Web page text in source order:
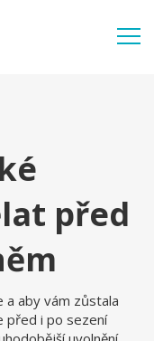
před
a aby vám zůstala
před i po sezení